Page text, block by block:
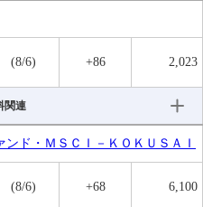
(8/6) +86 2,023
関連
ド・ＭＳＣＩ－ＫＯＫＵＳＡＩ
(8/6) +68 6,100